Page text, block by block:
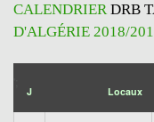
CALENDRIERDRB
D'ALGÉRIE 2018/
J Locaux